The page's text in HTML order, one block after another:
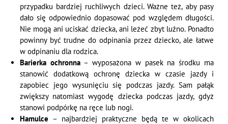
przypadku bardziej ruchliwych dzieci. Ważne też, aby pasy
dało się odpowiednio dopasować pod względem długości.
Nie mogą ani uciskać dziecka, ani leżeć zbyt luźno. Ponadto
powinny być trudne do odpinania przez dziecko, ale łatwe
w odpinaniu dla rodzica.
Barierka ochronna– wyposażona w pasek na środku ma
stanowić dodatkową ochronę dziecka w czasie jazdy i
zapobiec jego wysunięciu się podczas jazdy. Sam pałąk
zwiększy natomiast wygodę dziecka podczas jazdy, gdyż
stanowi podpórkę na ręce lub nogi.
Hamulce – najbardziej praktyczne będą te w okolicach